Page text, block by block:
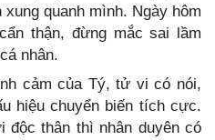
quanh mình. Ngày hôm
thận, đừng mắc sai lầm
nhân.
cảm của Tý, tử vi có nói,
hiệu chuyển biến tích cực.
thân thì nhân duyên có